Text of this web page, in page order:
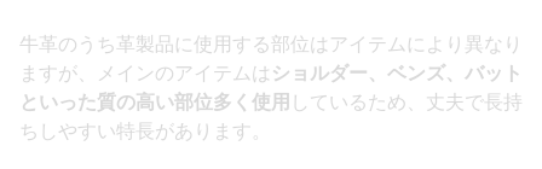
牛革のうち革製品に使用する部位はアイテムにより異なり
ますが、メインのアイテムは ショルダー、ベンズ、バット
といった質の高い部位多く使用 しているため、丈夫で長持
ちしやすい特長があります。